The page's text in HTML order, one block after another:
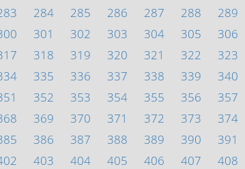
284 285 286 287 288 289
301 302 303 304 305 306
318 319 320 321 322 323
335 336 337 338 339 340
352 353 354 355 356 357
369 370 371 372 373 374
386 387 388 389 390 391
403 404 405 406 407 408